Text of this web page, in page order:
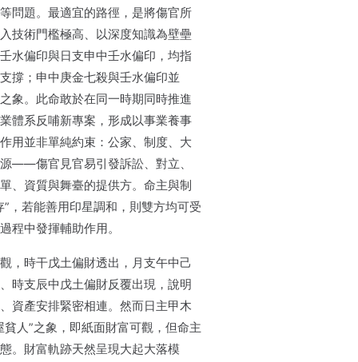
問題。最適宜的路徑，是將傷官所
技術門檻極高、以深度知識為壁壘
水偏印與日支申中壬水偏印，均指
撐；申中庚金七殺與壬水偏印並
象。此命敢於在同一時期同時推進
體系反哺新專案，形成以事業養事
用並非單純約束：公家、制度、大
——傷官見官易引發訴訟、對立、
、資質與舞臺的提供方。命主與制
，若能善用印星調和，則雙方均可受
程中發揮輔助作用。
，時干戊土偏財透出，月支午中己
時支辰中戊土偏財反覆出現，說明
資產安排緊密相連。然而日主甲木
人”之象，即紙面財富可觀，但命主
。財富軌跡天然呈現大起大落模